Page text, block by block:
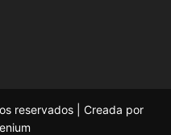
reservados | Creada por